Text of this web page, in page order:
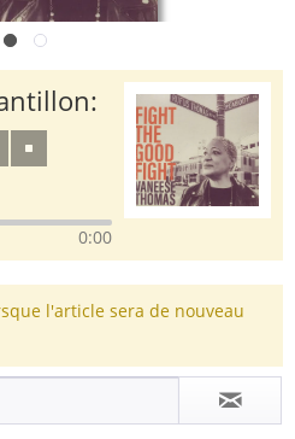
0:00
l'article sera de nouveau